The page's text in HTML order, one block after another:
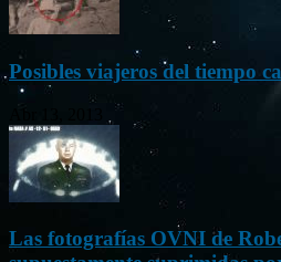
Posibles viajeros del tiempo
Las fotografías OVNI de